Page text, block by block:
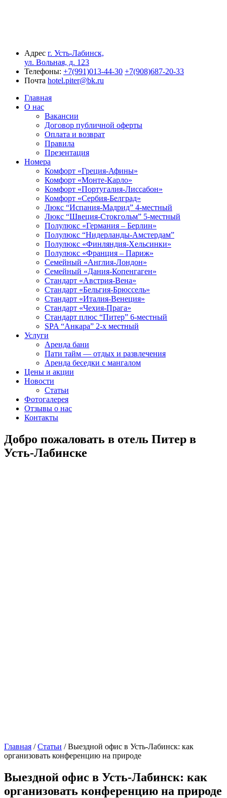
Адрес г. Усть-Лабинск,
ул. Вольная, д. 123
Телефоны: ‪+7(991)013-44-30‬ +7(908)687-20-33
Почта hotel.piter@bk.ru
Главная
О нас
Вакансии
Договор публичной оферты
Оплата и возврат
Правила
Презентация
Номера
Комфорт «Греция-Афины»
Комфорт «Монте-Карло»
Комфорт «Португалия-Лиссабон»
Комфорт «Сербия-Белград»
Люкс “Испания-Мадрид” 4-местный
Люкс “Швеция-Стокгольм” 5-местный
Полулюкс «Германия – Берлин»
Полулюкс “Нидерланды-Амстердам”
Полулюкс «Финляндия-Хельсинки»
Полулюкс «Франция – Париж»
Семейный «Англия-Лондон»
Семейный «Дания-Копенгаген»
Стандарт «Австрия-Вена»
Стандарт «Бельгия-Брюссель»
Стандарт «Италия-Венеция»
Стандарт «Чехия-Прага»
Стандарт плюс “Питер” 6-местный
SPA “Анкaра” 2-х местный
Услуги
Аренда бани
Пати тайм — отдых и развлечения
Аренда беседки с мангалом
Цены и акции
Новости
Статьи
Фотогалерея
Отзывы о нас
Контакты
Добро пожаловать в отель Питер в
Усть-Лабинске
Главная /Статьи /Выездной офис в Усть-Лабинск: как
организовать конференцию на природе
Выездной офис в Усть-Лабинск: как
организовать конференцию на природе